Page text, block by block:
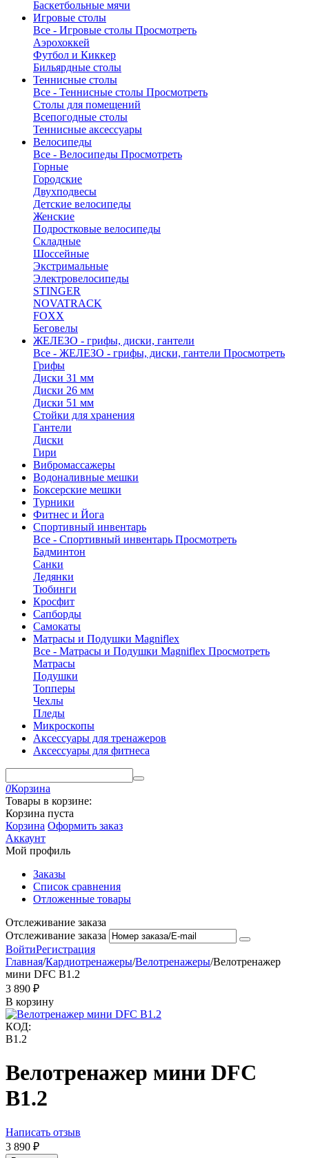
Баскетбольные мячи
Игровые столы
Все - Игровые столы Просмотреть
Аэрохоккей
Футбол и Киккер
Бильярдные столы
Теннисные столы
Все - Теннисные столы Просмотреть
Столы для помещений
Всепогодные столы
Теннисные аксессуары
Велосипеды
Все - Велосипеды Просмотреть
Горные
Городские
Двухподвесы
Детские велосипеды
Женские
Подростковые велосипеды
Складные
Шоссейные
Экстримальные
Электровелосипеды
STINGER
NOVATRACK
FOXX
Беговелы
ЖЕЛЕЗО - грифы, диски, гантели
Все - ЖЕЛЕЗО - грифы, диски, гантели Просмотреть
Грифы
Диски 31 мм
Диски 26 мм
Диски 51 мм
Стойки для хранения
Гантели
Диски
Гири
Вибромассажеры
Водоналивные мешки
Боксерские мешки
Турники
Фитнес и Йога
Спортивный инвентарь
Все - Спортивный инвентарь Просмотреть
Бадминтон
Санки
Ледянки
Тюбинги
Кросфит
Сапборды
Самокаты
Матрасы и Подушки Magniflex
Все - Матрасы и Подушки Magniflex Просмотреть
Матрасы
Подушки
Топперы
Чехлы
Пледы
Микроскопы
Аксессуары для тренажеров
Аксессуары для фитнеса
0Корзина
Товары в корзине:
Корзина пуста
Корзина Оформить заказ
Аккаунт
Мой профиль
Заказы
Список сравнения
Отложенные товары
Отслеживание заказа
Отслеживание заказа
ВойтиРегистрация
Главная/Кардиотренажеры/Велотренажеры/Велотренажер
мини DFC B1.2
3 890 ₽
В корзину
КОД:
B1.2
Велотренажер мини DFC
B1.2
Написать отзыв
3 890 ₽